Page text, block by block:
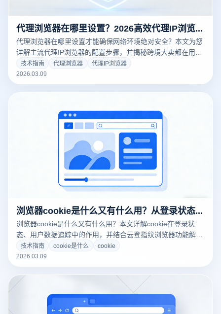
代理浏览器在哪里设置？2026高效代理IP浏览器配置教程与防关联指南
代理浏览器在哪里设置才能确保网络环境绝对安全？本文为您
详解主流代理IP浏览器的配置步骤，并揭秘跨境大卖都在用的
云登指纹浏览器代理设置技巧。通过物理级隔离与真实底层环
境伪装，彻底告别多账号关联封禁。点击获取保姆级配置教
程，免费下载云登，轻松管理您的核心数字资产！
技术指南 代理浏览器
代理IP浏览器
2026.03.09
浏览器cookie是什么又有什么用？从登录状态到数据追踪全面解析
浏览器cookie是什么又有什么用？本文详解cookie在登录状
态、用户数据追踪中的作用，并结合云登指纹浏览器功能解析
多账号安全管理方案。
技术指南 cookie是什么
cookie
2026.03.09